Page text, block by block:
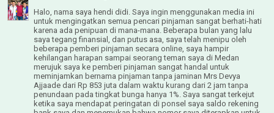
Halo, nama saya hendi didi. Saya ingin menggunakan media ini
untuk mengingatkan semua pencari pinjaman sangat berhati-hati
karena ada penipuan di mana-mana. Beberapa bulan yang lalu
saya tegang finansial, dan putus asa, saya telah menipu oleh
beberapa pemberi pinjaman secara online, saya hampir
kehilangan harapan sampai seorang teman saya di Medan
merujuk saya ke pemberi pinjaman sangat handal untuk
meminjamkan bernama pinjaman tanpa jaminan Mrs Devya
Ajjaade dari Rp 853 juta dalam waktu kurang dari 2 jam tanpa
penundaan pada tingkat bunga hanya 1%. Saya sangat terkejut
ketika saya mendapat peringatan di ponsel saya saldo rekening